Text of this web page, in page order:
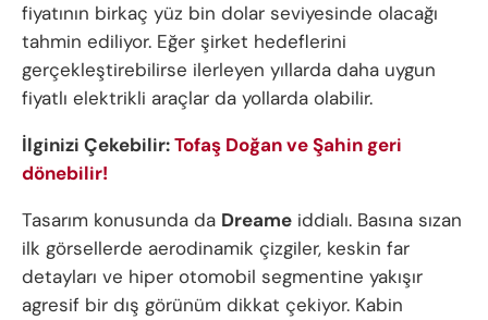
fiyatının birkaç yüz bin dolar seviyesinde olacağı
tahmin ediliyor. Eğer şirket hedeflerini
gerçekleştirebilirse ilerleyen yıllarda daha uygun
fiyatlı elektrikli araçlar da yollarda olabilir.
İlginizi Çekebilir:Tofaş Doğan ve Şahin geri
dönebilir!
Tasarım konusunda da Dreame iddialı. Basına sızan
ilk görsellerde aerodinamik çizgiler, keskin far
detayları ve hiper otomobil segmentine yakışır
agresif bir dış görünüm dikkat çekiyor. Kabin